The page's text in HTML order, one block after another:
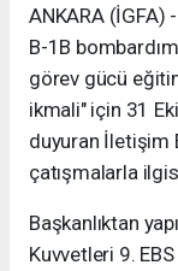
ANKARA (İGFA)
B-1B
görev gücü
ikmali" için 31
duyuran İletişim
çatışmalarla
Başkanlıktan
Kuvvetleri 9.